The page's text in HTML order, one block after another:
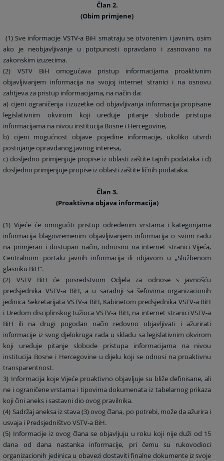
Član 2.
(Obim primjene)
(1) Sve informacije VSTV-a BiH smatraju se otvorenim i javnim, osim
ako je neobjavljivanje u potpunosti opravdano i zasnovano na
zakonskim izuzecima.
(2) VSTV BiH omogućava pristup informacijama proaktivnim
objavljivanjem informacija na svojoj internet stranici i na osnovu
zahtjeva za pristup informacijama, na način da:
a) cijeni ograničenja i izuzetke od objavljivanja informacija propisane
legislativnim okvirom koji uređuje pitanje slobode pristupa
informacijama na nivou institucija Bosne i Hercegovine,
b) cijeni mogućnost objave pojedine informacije, ukoliko utvrdi
postojanje opravdanog javnog interesa,
c) dosljedno primjenjuje propise iz oblasti zaštite tajnih podataka i d)
dosljedno primjenjuje propise iz oblasti zaštite ličnih podataka.
Član 3.
(Proaktivna objava informacija)
(1) Vijeće će omogućiti pristup određenim vrstama i kategorijama
informacija blagovremenim objavljivanjem informacija o svom radu
na primjeran i dostupan način, odnosno na internet stranici Vijeća,
Centralnom portalu javnih informacija ili objavom u „Službenom
glasniku BiH“.
(2) VSTV BiH će posredstvom Odjela za odnose s javnošću
predsjednika VSTV-a BiH, a u saradnji sa šefovima organizacionih
jedinica Sekretarijata VSTV-a BiH, Kabinetom predsjednika VSTV-a BiH
i Uredom disciplinskog tužioca VSTV-a BiH, na internet stranici VSTV-a
BiH ili na drugi pogodan način redovno objavljivati i ažurirati
informacije iz svog djelokruga rada u skladu sa legislativnim okvirom
koji uređuje pitanje slobode pristupa informacijama na nivou
institucija Bosne i Hercegovine u dijelu koji se odnosi na proaktivnu
transparentnost.
3) Informacija koje Vijeće proaktivno objavljuje su bliže definisane, ali
ne i ograničene vrstama i tipovima dokumenata iz tabelarnog prikaza
koji čini aneks i sastavni dio ovog pravilnika.
(4) Sadržaj aneksa iz stava (3) ovog člana, po potrebi, može da ažurira i
usvaja i Predsjedništvo VSTV-a BiH.
(5) Informacije iz ovog člana se objavljuju u roku koji nije duži od 15
dana od dana nastanka informacije, pri čemu su rukovodioci
organizacionih jedinica u obavezi dostaviti finalne dokumente iz svoje